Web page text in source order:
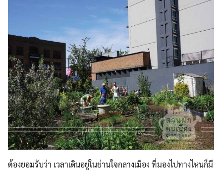
ต้องยอมรับว่า เวลาเดินอยู่ในย่านใจกลางเมือง ที่มองไปทางไหนก็มี